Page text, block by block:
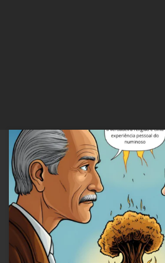
A Identificação em Lacan e a Religião:
Jacques Lacan, um dos mais influentes
explorou profundamente o conceito de
seminário de 1961-1962. Suas ideias
sobre como a identificação se relaciona
sobre a formação […]